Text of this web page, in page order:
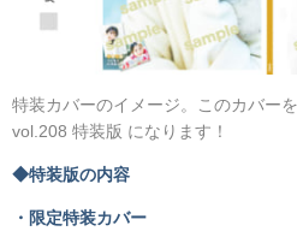
特装カバーのイメージ。このカバー
vol.208 特装版 になります！
◆特装版の内容
・限定特装カバー